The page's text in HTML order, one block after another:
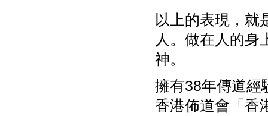
以上的表現，就
人。做在人的身
神。
擁有38年傳道經
香港佈道會「香